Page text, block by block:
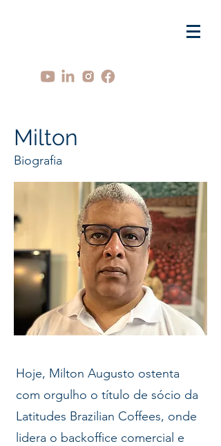
Milton
Biografia
Hoje, Milton Augusto ostenta
com orgulho o título de sócio da
Latitudes Brazilian Coffees, onde
lidera o backoffice comercial e